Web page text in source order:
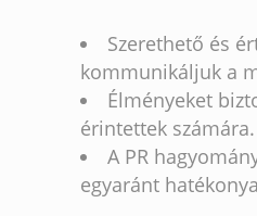
Szerethető és
kommunikáljuk a
Élményeket
érintettek számára.
A PR
egyaránt